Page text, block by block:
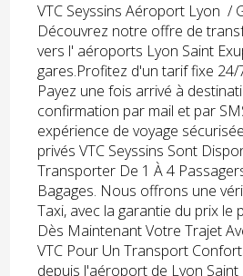
VTC Seyssins Aéroport Lyon /
Découvrez notre offre de
vers l' aéroports Lyon Saint
gares.Profitez d'un tarif fixe
Payez une fois arrivé à
confirmation par mail et par
expérience de voyage
privés VTC Seyssins Sont
Transporter De 1 À 4
Bagages. Nous offrons une
Taxi, avec la garantie du prix le
Dès Maintenant Votre Trajet
VTC Pour Un Transport
depuis l'aéroport de Lyon Saint